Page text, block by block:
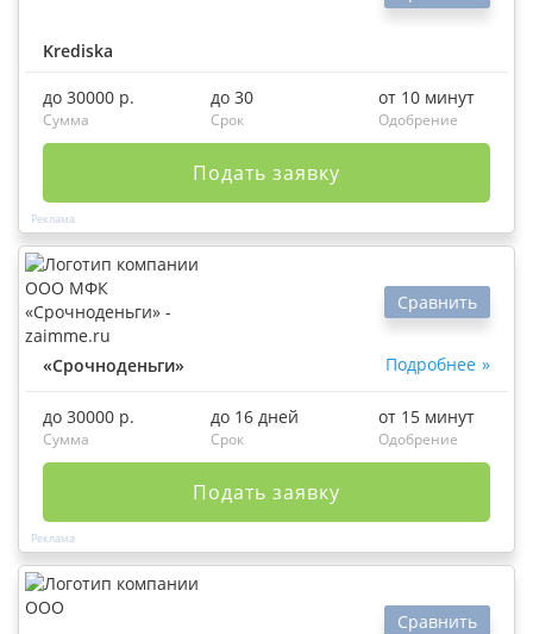
Krediska
до 30000 р.
Сумма
до 30
Срок
от 10 минут
Одобрение
Подать заявку
«Срочноденьги» Подробнее
Сравнить
до 30000 р.
Сумма
до 16 дней
Срок
от 15 минут
Одобрение
Подать заявку
Сравнить